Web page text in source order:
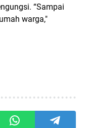
“Sampai
warga,"